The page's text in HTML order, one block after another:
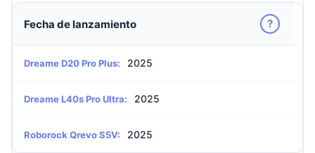
Fecha de lanzamiento ?
Dreame D20 Pro Plus: 2025
Dreame L40s Pro Ultra: 2025
Roborock Qrevo S5V: 2025